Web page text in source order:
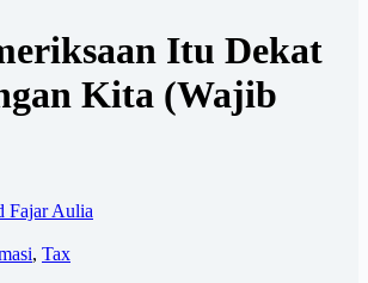
Itu Dekat
Kita (Wajib
Fajar Aulia
, Tax